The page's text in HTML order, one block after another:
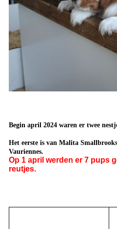
Begin april 2024 waren er twee
Het eerste is van Malita
Vauriennes.
Op 1 april werden er 7 pups
reutjes.